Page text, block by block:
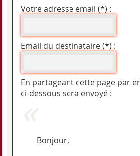
Votre adresse email (*) :
Email du destinataire (*) :
En partageant cette page par
ci-dessous sera envoyé :
Bonjour,